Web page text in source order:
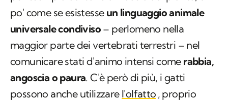
per esempio dal tono di voce o dal pianto, un
po' come se esistesseun linguaggio animale
universalecondiviso– perlomeno nella
maggior parte dei vertebrati terrestri – nel
comunicare stati d'animo intensi comerabbia,
angoscia o paura. C'è però di più, i gatti